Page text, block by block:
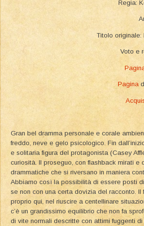
Regia:
Titolo originale:
Voto e
Pagina
Gran bel dramma personale e corale
freddo, neve e gelo psicologico. Fin
e solitaria figura del protagonista (Casey
curiosità. Il proseguo, con flashback mirati e
drammatiche che si riversano in maniera
Abbiamo così la possibilità di essere posti
se non con una certa dovizia del racconto.
proprio qui, nel riuscire a centellinare
c’è un grandissimo equilibrio che non fa
di vite normali descritte con attimi fuggenti